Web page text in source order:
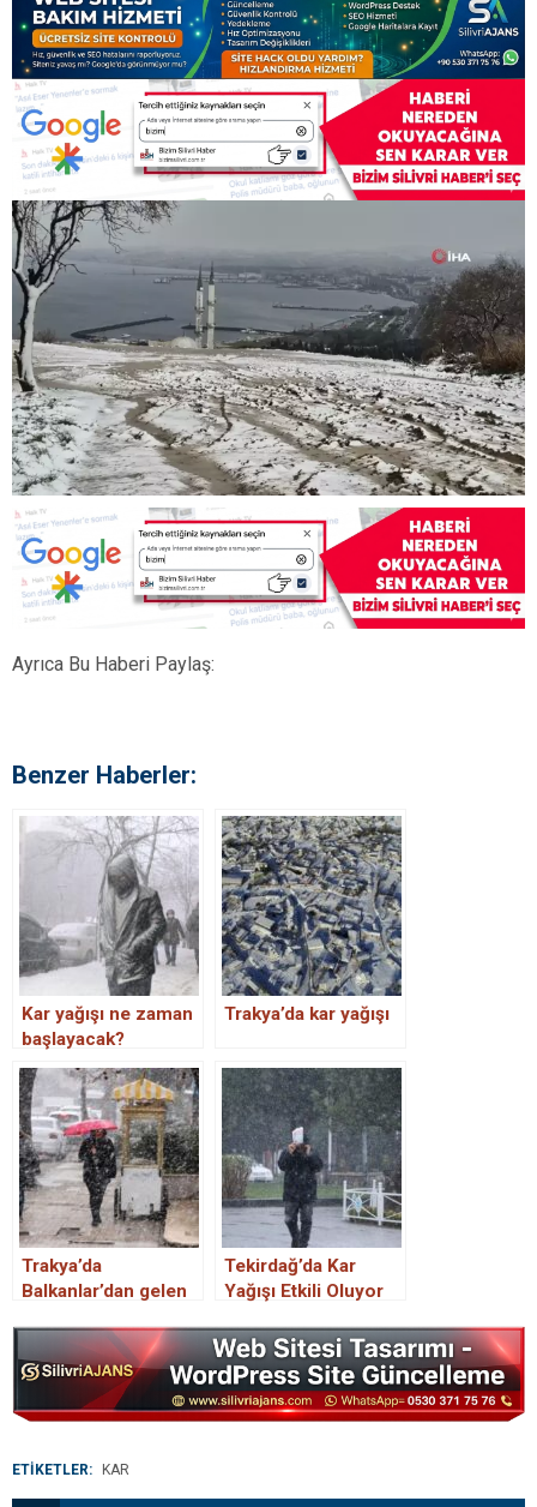
Ayrıca Bu Haberi Paylaş:
Benzer Haberler:
Kar yağışı ne zaman
başlayacak?
İstanbul’da kar yağışı
etkili olacak
Trakya’da kar yağışı
Trakya’da
Balkanlar’dan gelen
oluyor
Tekirdağ’da Kar
Yağışı Etkili Oluyor
ETİKETLER: KAR